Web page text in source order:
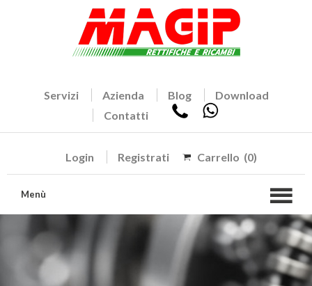
Servizi Azienda Blog
Download
Contatti
Login Registrati Carrello (0)
Menù